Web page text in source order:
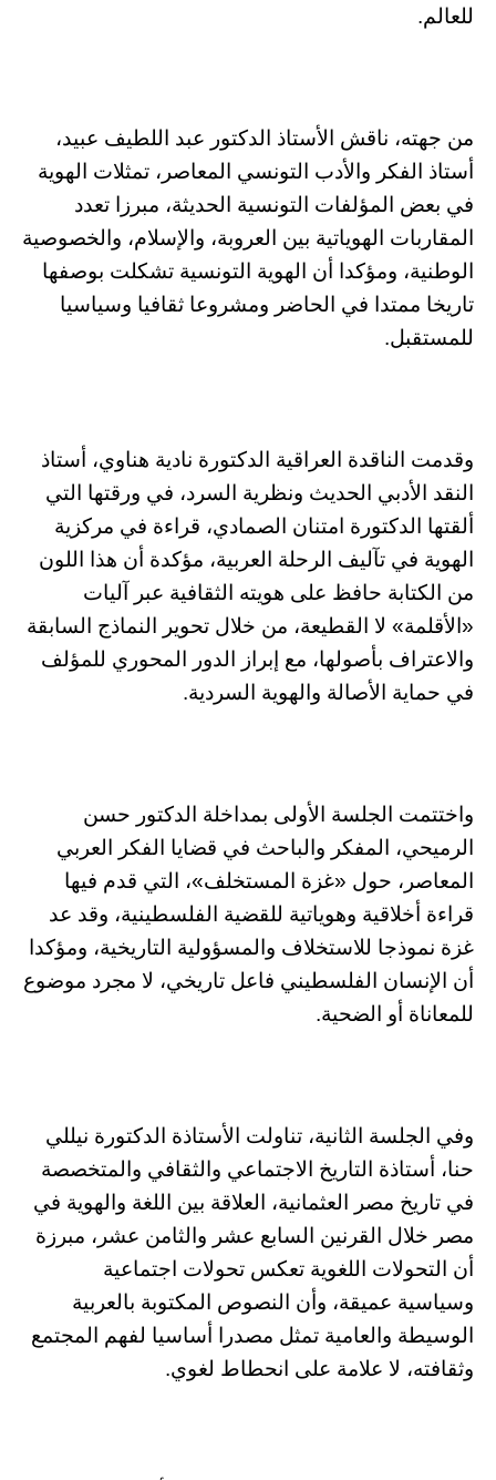
للعالم.
من جهته، ناقش الأستاذ الدكتور عبد اللطيف عبيد،
أستاذ الفكر والأدب التونسي المعاصر، تمثلات الهوية
في بعض المؤلفات التونسية الحديثة، مبرزا تعدد
المقاربات الهوياتية بين العروبة، والإسلام، والخصوصية
الوطنية، ومؤكدا أن الهوية التونسية تشكلت بوصفها
تاريخا ممتدا في الحاضر ومشروعا ثقافيا وسياسيا
للمستقبل.
وقدمت الناقدة العراقية الدكتورة نادية هناوي، أستاذ
النقد الأدبي الحديث ونظرية السرد، في ورقتها التي
ألقتها الدكتورة امتنان الصمادي، قراءة في مركزية
الهوية في تآليف الرحلة العربية، مؤكدة أن هذا اللون
من الكتابة حافظ على هويته الثقافية عبر آليات
«الأقلمة» لا القطيعة، من خلال تحوير النماذج السابقة
والاعتراف بأصولها، مع إبراز الدور المحوري للمؤلف
في حماية الأصالة والهوية السردية.
واختتمت الجلسة الأولى بمداخلة الدكتور حسن
الرميحي، المفكر والباحث في قضايا الفكر العربي
المعاصر، حول «غزة المستخلف»، التي قدم فيها
قراءة أخلاقية وهوياتية للقضية الفلسطينية، وقد عد
غزة نموذجا للاستخلاف والمسؤولية التاريخية، ومؤكدا
أن الإنسان الفلسطيني فاعل تاريخي، لا مجرد موضوع
للمعاناة أو الضحية.
وفي الجلسة الثانية، تناولت الأستاذة الدكتورة نيللي
حنا، أستاذة التاريخ الاجتماعي والثقافي والمتخصصة
في تاريخ مصر العثمانية، العلاقة بين اللغة والهوية في
مصر خلال القرنين السابع عشر والثامن عشر، مبرزة
أن التحولات اللغوية تعكس تحولات اجتماعية
وسياسية عميقة، وأن النصوص المكتوبة بالعربية
الوسيطة والعامية تمثل مصدرا أساسيا لفهم المجتمع
وثقافته، لا علامة على انحطاط لغوي.